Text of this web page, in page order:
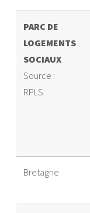
PARC DE
LOGEMENTS
SOCIAUX
Source :
RPLS
Bretagne